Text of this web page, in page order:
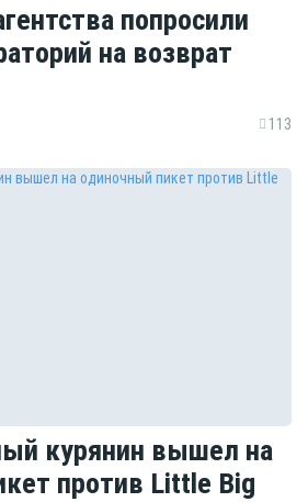
попросили
на возврат
113
курянин вышел на
против Little Big